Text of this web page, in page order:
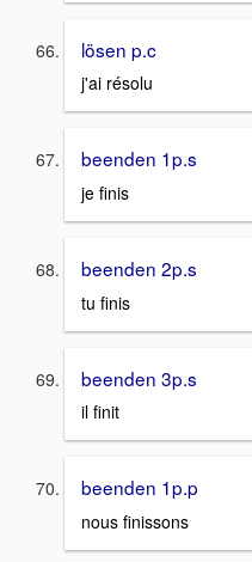
lösen p.c
j'ai résolu
beenden 1p.s
je finis
beenden 2p.s
tu finis
beenden 3p.s
il finit
beenden 1p.p
nous finissons